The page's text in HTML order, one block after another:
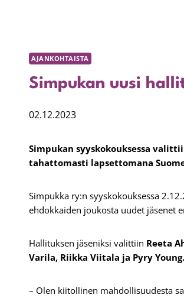
AJANKOHTAISTA
Simpukan uusi
02.12.2023
Simpukan syyskokouksessa
tahattomasti lapsettomana
Simpukka ry:n syyskokouksessa
ehdokkaiden joukosta uudet jäsenet
Hallituksen jäseniksi valittiin Reeta
Varila, Riikka Viitala ja Pyry Young.
– Olen kiitollinen mahdollisuudesta